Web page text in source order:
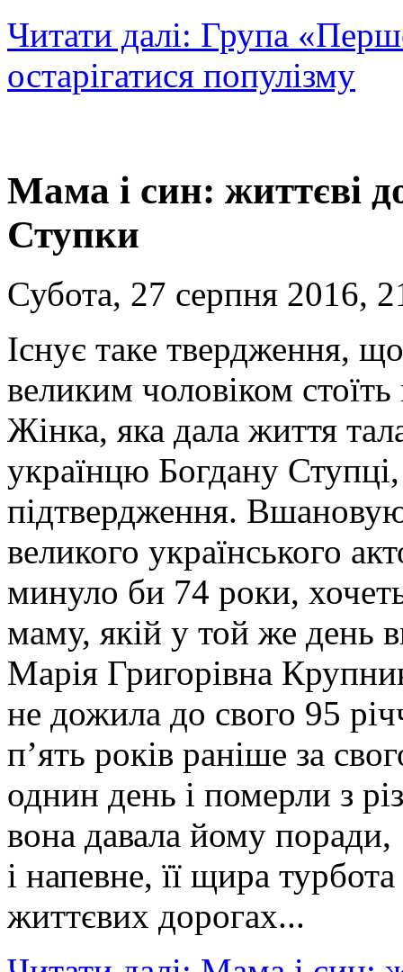
Читати далі: Група
остарігатися популізму
Мама і син: життєві
Ступки
Субота, 27 серпня 2016,
Існує таке твердження,
великим чоловіком
Жінка, яка дала життя
українцю Богдану
підтвердження.
великого українського
минуло би 74 роки,
маму, якій у той же день
Марія Григорівна
не дожила до свого 95
п’ять років раніше за
однин день і померли з
вона давала йому
і напевне, її щира
життєвих дорогах...